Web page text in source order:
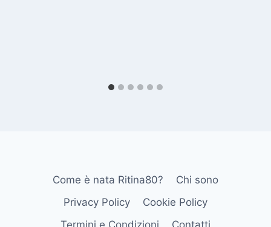
Come è nata Ritina80?
Chi sono
Privacy Policy
Cookie Policy